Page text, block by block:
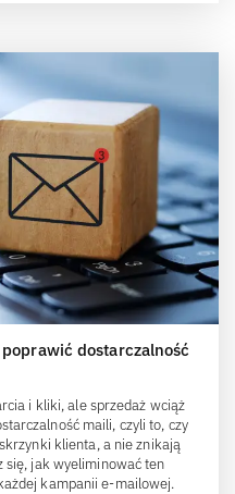
dostarczalność
i kliki, ale sprzedaż wciąż
maili, czyli to, czy
klienta, a nie znikają
się, jak wyeliminować ten
kampanii e-mailowej.